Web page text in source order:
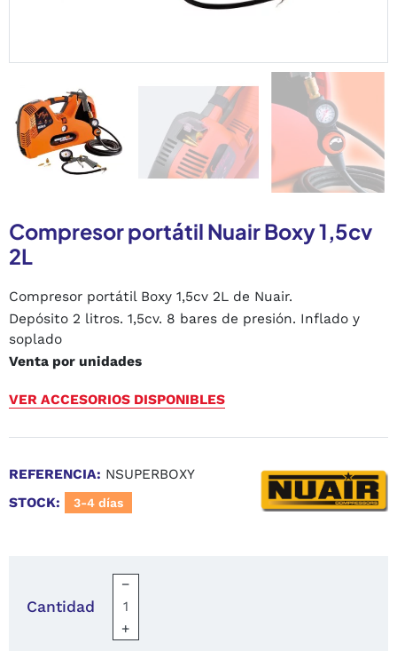
Compresor portátil Nuair Boxy 1,5cv
2L
Compresor portátil Boxy 1,5cv 2L de Nuair.
Depósito 2 litros. 1,5cv. 8 bares de presión. Inflado y
soplado
Venta por unidades
VER ACCESORIOS DISPONIBLES
REFERENCIA: NSUPERBOXY
STOCK:
3-4 días
Cantidad
−
+